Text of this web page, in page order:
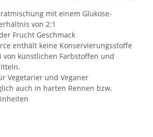
mit einem Glukose-
von 2:1
Frucht Geschmack
enthält keine Konservierungsstoffe
von künstlichen Farbstoffen und
Vegetarier und Veganer
auch in harten Rennen bzw.